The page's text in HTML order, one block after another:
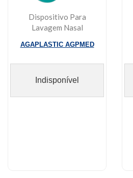
Dispositivo Para
Lavagem Nasal
Di...
AGAPLASTIC AGPMED
Indisponível